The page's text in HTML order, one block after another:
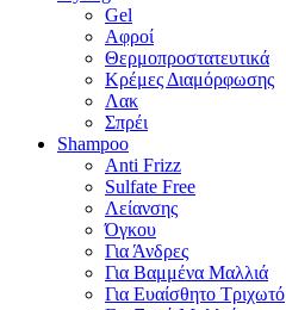
Gel
Αφροί
Θερμοπροστατευτικά
Κρέμες Διαμόρφωσης
Λακ
Σπρέι
Shampoo
Anti Frizz
Sulfate Free
Λείανσης
Όγκου
Για Άνδρες
Για Βαμμένα Μαλλιά
Για Ευαίσθητο Τριχωτό